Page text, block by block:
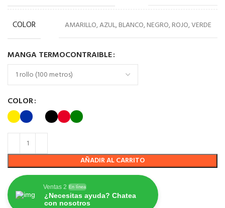
COLOR AMARILLO, AZUL, BLANCO, NEGRO, ROJO, VERDE
MANGA TERMOCONTRAIBLE
COLOR
AÑADIR AL CARRITO
Ventas 2 En línea
¿Necesitas ayuda? Chatea
con nosotros